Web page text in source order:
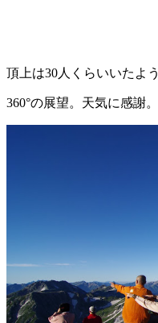
頂上は30人くらいいたよう
360°の展望。天気に感謝。